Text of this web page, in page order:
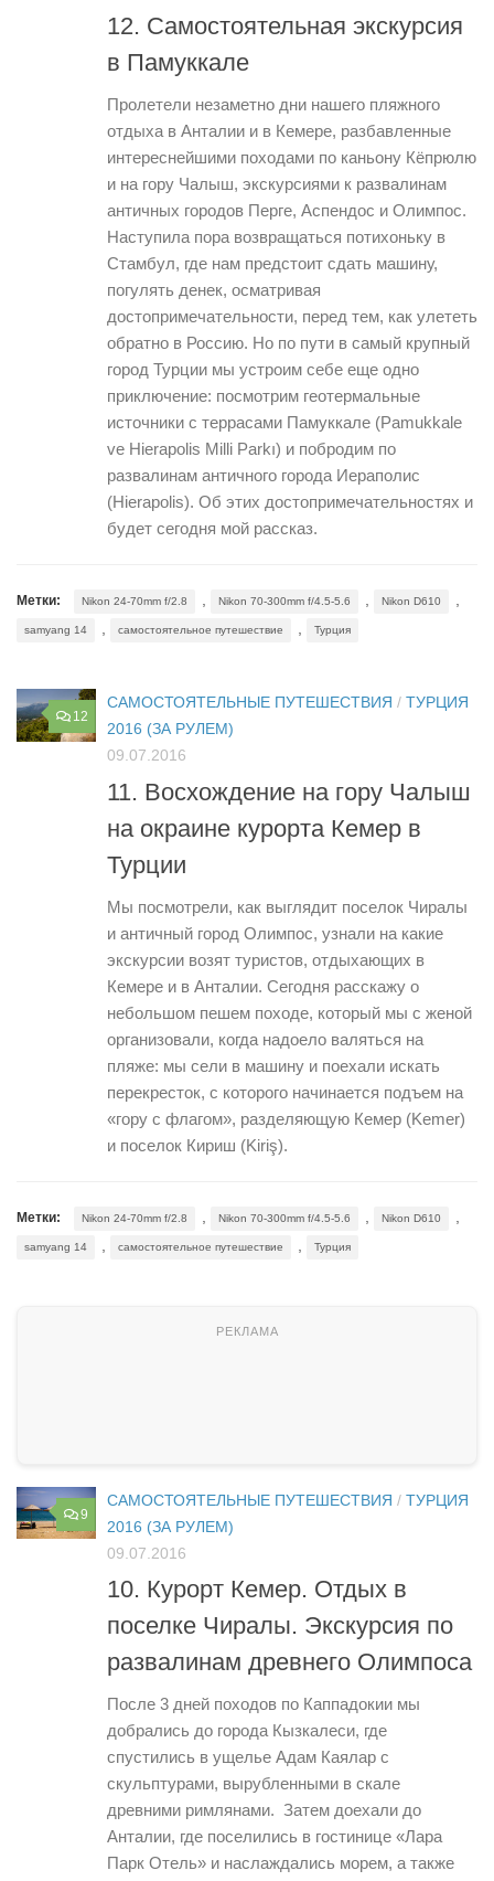
12. Самостоятельная экскурсия
в Памуккале
Пролетели незаметно дни нашего пляжного
отдыха в Анталии и в Кемере, разбавленные
интереснейшими походами по каньону Кёпрюлю
и на гору Чалыш, экскурсиями к развалинам
античных городов Перге, Аспендос и Олимпос.
Наступила пора возвращаться потихоньку в
Стамбул, где нам предстоит сдать машину,
погулять денек, осматривая
достопримечательности, перед тем, как улететь
обратно в Россию. Но по пути в самый крупный
город Турции мы устроим себе еще одно
приключение: посмотрим геотермальные
источники с террасами Памуккале (Pamukkale
ve Hierapolis Milli Parkı) и побродим по
развалинам античного города Иераполис
(Hierapolis). Об этих достопримечательностях и
будет сегодня мой рассказ.
Метки: Nikon 24-70mm f/2.8 , Nikon 70-300mm f/4.5-5.6 , Nikon D610 ,
samyang 14 , самостоятельное путешествие , Турция
12
САМОСТОЯТЕЛЬНЫЕ ПУТЕШЕСТВИЯ / ТУРЦИЯ
2016 (ЗА РУЛЕМ)
09.07.2016
11. Восхождение на гору Чалыш
на окраине курорта Кемер в
Турции
Мы посмотрели, как выглядит поселок Чиралы
и античный город Олимпос, узнали на какие
экскурсии возят туристов, отдыхающих в
Кемере и в Анталии. Сегодня расскажу о
небольшом пешем походе, который мы с женой
организовали, когда надоело валяться на
пляже: мы сели в машину и поехали искать
перекресток, с которого начинается подъем на
«гору с флагом», разделяющую Кемер (Kemer)
и поселок Кириш (Kiriş).
Метки: Nikon 24-70mm f/2.8 Nikon 70-300mm f/4.5-5.6 Nikon D610
samyang 14 самостоятельное путешествие Турция
9
САМОСТОЯТЕЛЬНЫЕ ПУТЕШЕСТВИЯ / ТУРЦИЯ
2016 (ЗА РУЛЕМ)
09.07.2016
10. Курорт Кемер. Отдых в
поселке Чиралы. Экскурсия по
развалинам древнего Олимпоса
После 3 дней походов по Каппадокии мы
добрались до города Кызкалеси, где
спустились в ущелье Адам Каялар с
скульптурами, вырубленными в скале
древними римлянами. Затем доехали до
Анталии, где поселились в гостинице «Лара
Парк Отель» и наслаждались морем, а также